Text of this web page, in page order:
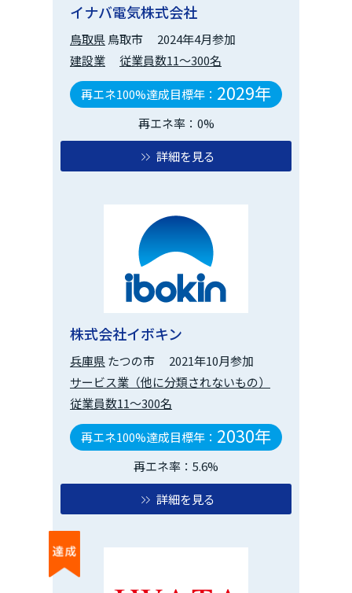
イナバ電気株式会社
鳥取県鳥取市
2024年4月参加
建設業
従業員数11～300名
再エネ100%達成目標年： 2029年
再エネ率：0%
詳細を見る
株式会社イボキン
兵庫県たつの市
2021年10月参加
サービス業（他に分類されないもの）
従業員数11～300名
再エネ100%達成目標年： 2030年
再エネ率：5.6%
詳細を見る